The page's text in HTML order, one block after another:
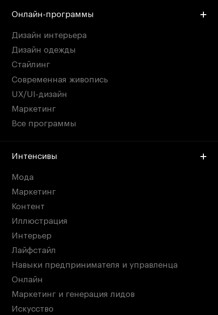
Онлайн-программы
Дизайн интерьера
Дизайн одежды
Стайлинг
Современная живопись
UX/UI-дизайн
Маркетинг
Все программы
Интенсивы
Мода
Маркетинг
Контент
Иллюстрация
Интерьер
Лайфстайл
Навыки предпринимателя и управленца
Онлайн
Маркетинг и генерация лидов
Искусство